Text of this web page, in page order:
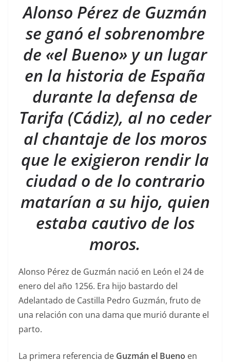
Alonso Pérez de Guzmán
se ganó el sobrenombre
de «el Bueno» y un lugar
en la historia de España
durante la defensa de
Tarifa (Cádiz), al no ceder
al chantaje de los moros
que le exigieron rendir la
ciudad o de lo contrario
matarían a su hijo, quien
estaba cautivo de los
moros.
Alonso Pérez de Guzmán nació en León el 24 de
enero del año 1256. Era hijo bastardo del
Adelantado de Castilla Pedro Guzmán, fruto de
una relación con una dama que murió durante el
parto.
La primera referencia de Guzmán el Bueno en